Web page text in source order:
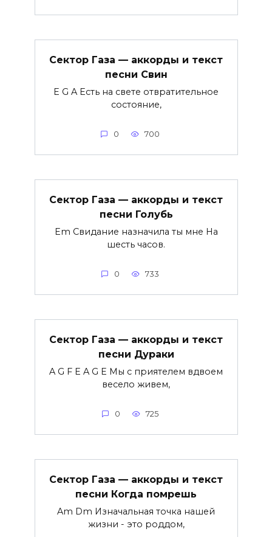
Сектор Газа — аккорды и текст
песни Свин
E G A Есть на свете отвратительное
состояние,
0 700
Сектор Газа — аккорды и текст
песни Голубь
Em Свидание назначила ты мне На
шесть часов.
0 733
Сектор Газа — аккорды и текст
песни Дураки
A G F E A G E Мы с приятелем вдвоем
весело живем,
0 725
Сектор Газа — аккорды и текст
песни Когда помрешь
Am Dm Изначальная точка нашей
жизни - это роддом,